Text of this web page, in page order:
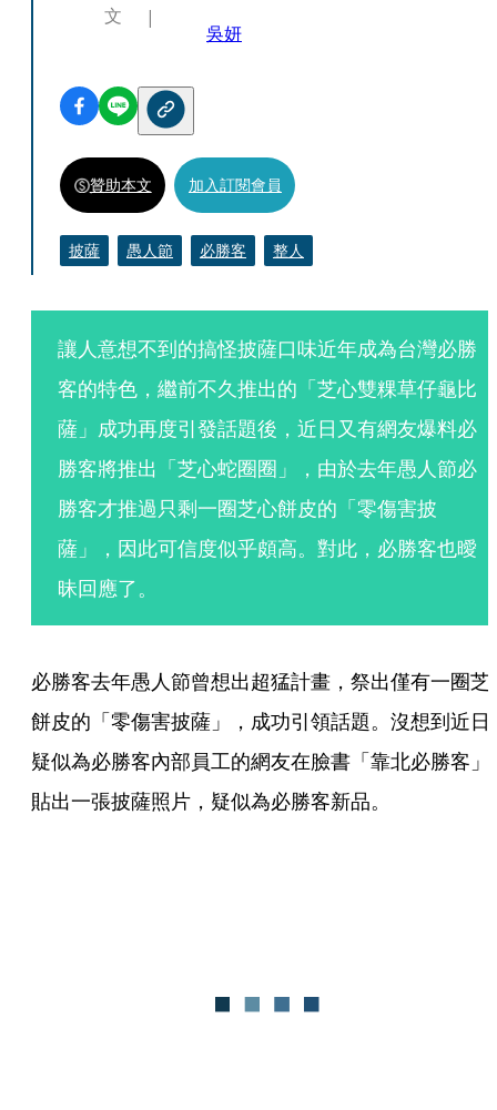
文
吳妍
贊助本文 加入訂閱會員
披薩 愚人節 必勝客 整人
讓人意想不到的搞怪披薩口味近年成為台灣必勝
客的特色，繼前不久推出的「芝心雙粿草仔龜比
薩」成功再度引發話題後，近日又有網友爆料必
勝客將推出「芝心蛇圈圈」，由於去年愚人節必
勝客才推過只剩一圈芝心餅皮的「零傷害披
薩」，因此可信度似乎頗高。對此，必勝客也曖
昧回應了。
必勝客去年愚人節曾想出超猛計畫，祭出僅有一圈芝
餅皮的「零傷害披薩」，成功引領話題。沒想到近日
疑似為必勝客內部員工的網友在臉書「靠北必勝客」
貼出一張披薩照片，疑似為必勝客新品。